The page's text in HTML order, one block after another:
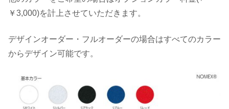
￥3,000)を計上させていただきます。
デザインオーダー・フルオーダーの場合はすべてのカラー
からデザイン可能です。